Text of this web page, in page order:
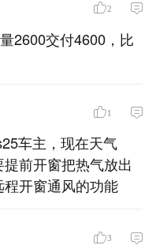
2
2600交付4600，比
1
车主，现在天气
前开窗把热气放出
开窗通风的功能
3